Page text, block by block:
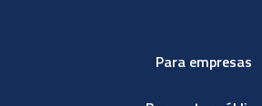
Para empresas